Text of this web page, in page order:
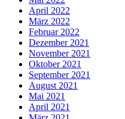
April 2022
März 2022
Februar 2022
Dezember 2021
November 2021
Oktober 2021
September 2021
August 2021
Mai 2021
April 2021